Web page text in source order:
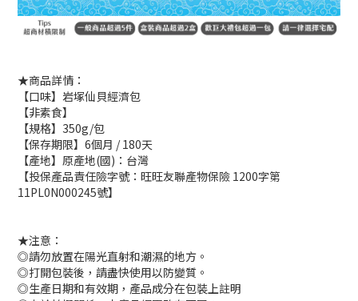
★商品詳情：
【口味】岩塚仙貝經濟包
【非素食】
【規格】350g/包
【保存期限】6個月 / 180天
【產地】原產地(國)：台灣
【投保產品責任險字號：旺旺友聯產物保險 1200字第
11PL0N000245號】
★注意：
◎請勿放置在陽光直射和潮濕的地方。
◎打開包裝後，請盡快使用以防變質。
◎生產日期和有效期，產品成分在包裝上註明